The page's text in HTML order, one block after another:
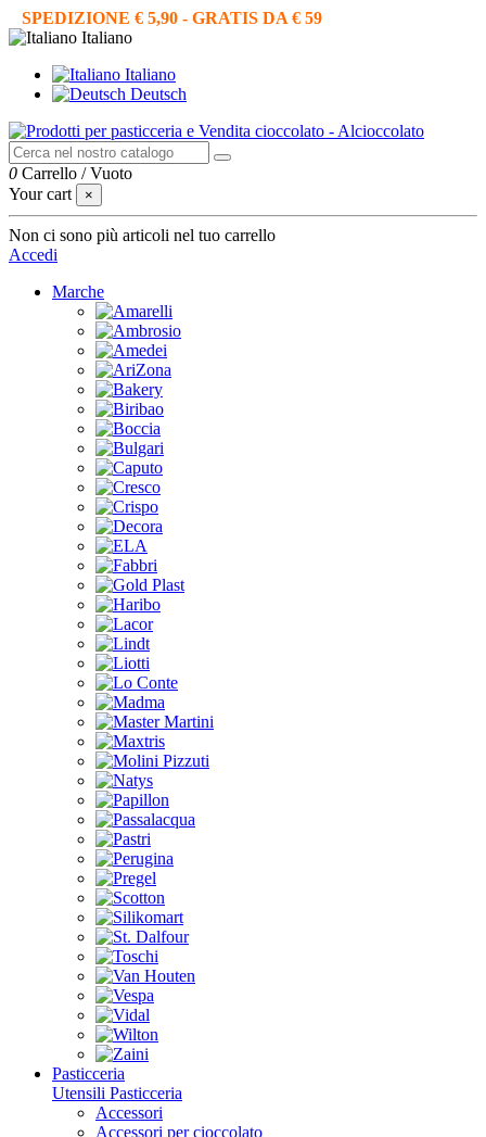
SPEDIZIONE € 5,90 - GRATIS DA € 59
Italiano
Italiano
Deutsch
0 Carrello /Vuoto
Your cart
×
Non ci sono più articoli nel tuo carrello
Accedi
Marche
Pasticceria
Utensili Pasticceria
Accessori
Accessori per cioccolato